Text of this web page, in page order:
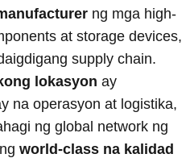
ng mga high-
at storage devices,
supply chain.
lokasyon ay
na operasyon at logistika,
ng global network ng
world-class na kalidad